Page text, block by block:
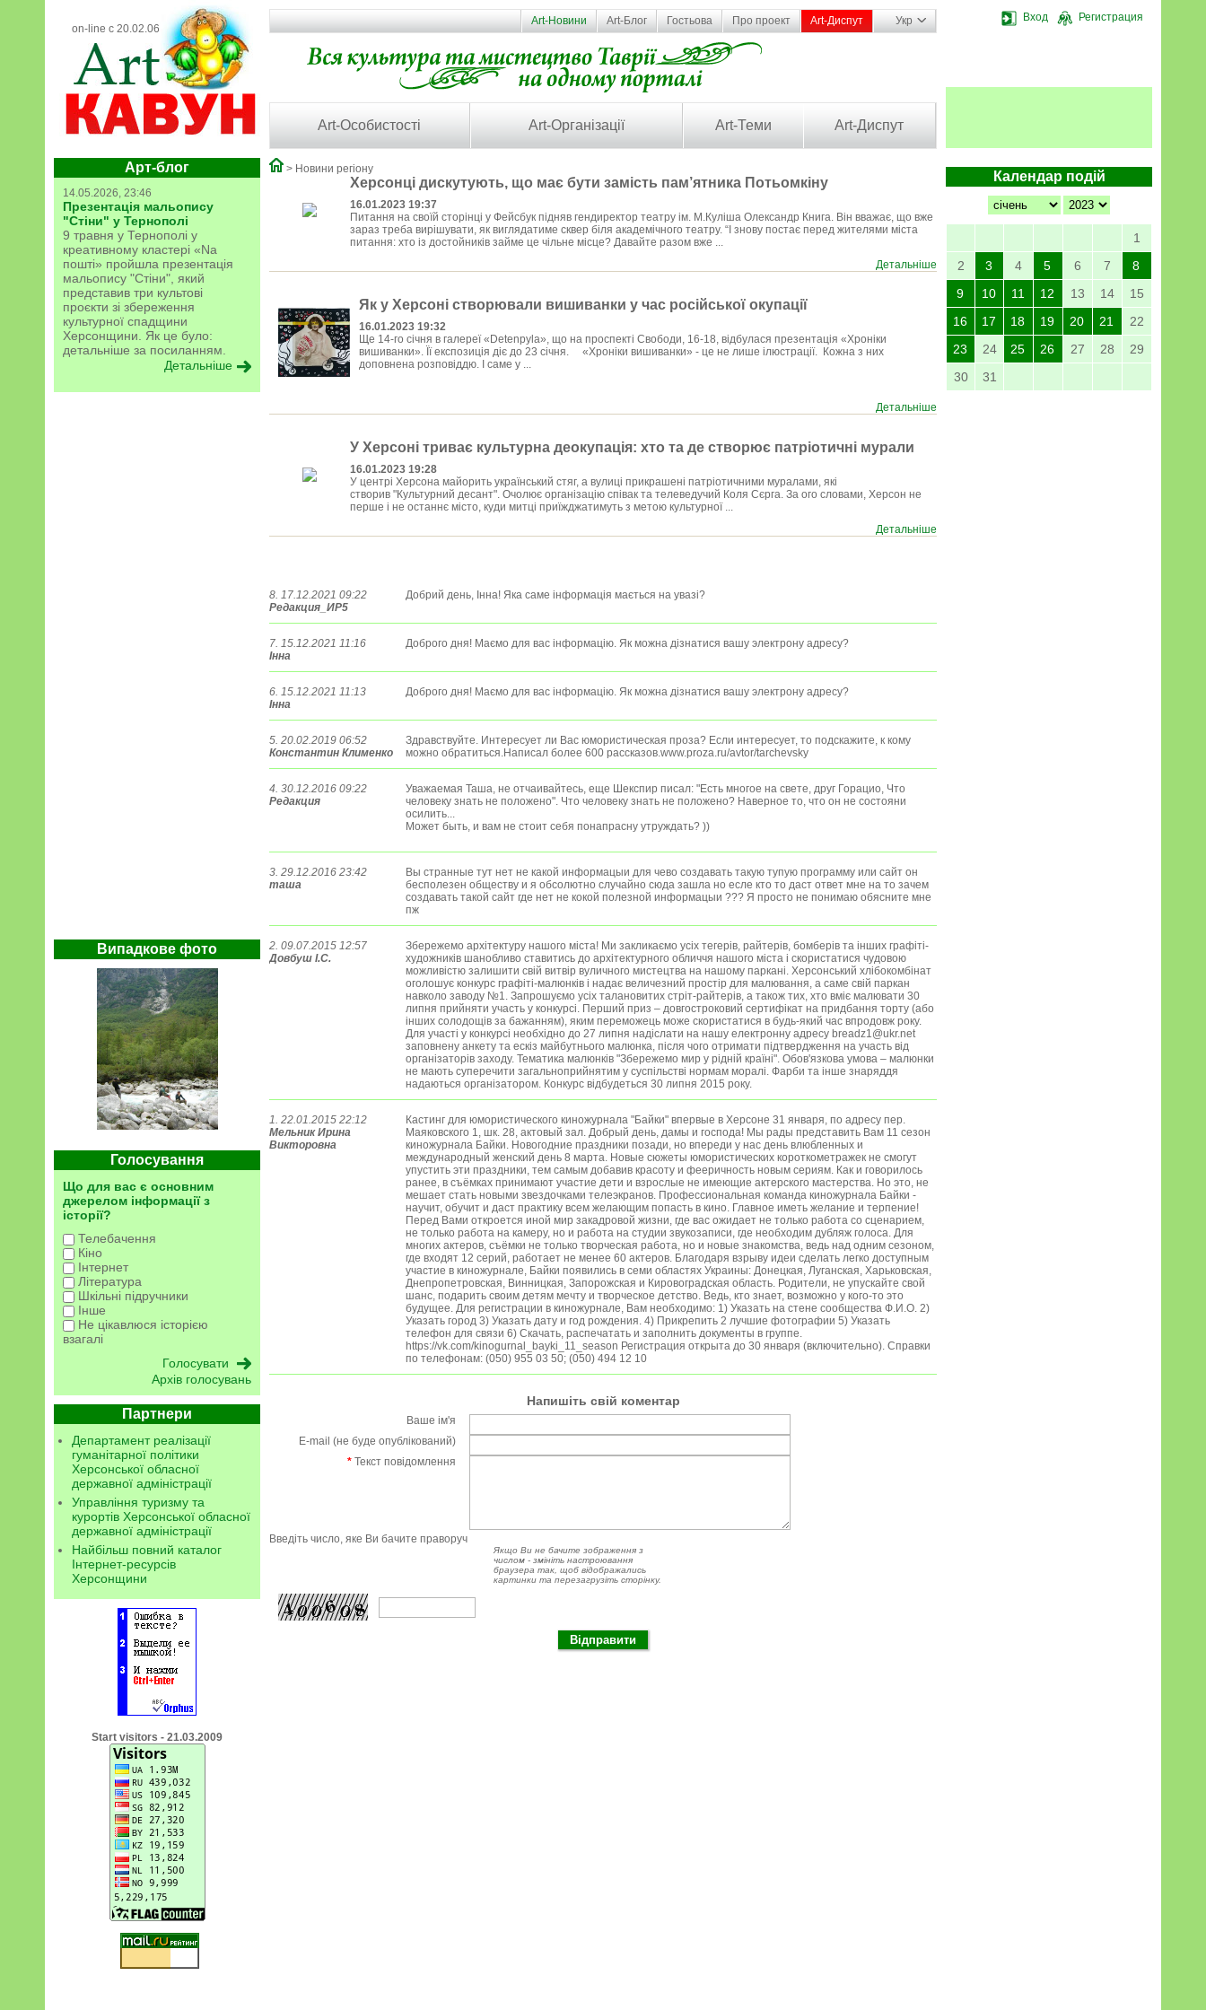
on-line с 20.02.06
Вход Регистрация
Art-Новини Art-Блог Гостьова Про проект Art-Диспут Укр
Art-Особистості Art-Організації Art-Теми Art-Диспут
Арт-блог
14.05.2026, 23:46
Презентація мальопису
"Стіни" у Тернополі
9 травня у Тернополі у
креативному кластері «Na
пошті» пройшла презентація
мальопису "Стіни", який
представив три культові
проєкти зі збереження
культурної спадщини
Херсонщини. Як це було:
детальніше за посиланням.
Детальніше
Випадкове фото
Голосування
Що для вас є основним
джерелом інформації з
історії?
Телебачення
Кіно
Інтернет
Література
Шкільні підручники
Інше
Не цікавлюся історією
взагалі
Архів голосувань
Партнери
Департамент реалізації
гуманітарної політики
Херсонської обласної
державної адміністрації
Управління туризму та
курортів Херсонської обласної
державної адміністрації
Найбільш повний каталог
Інтернет-ресурсів
Херсонщини
Start visitors - 21.03.2009
Календар подій
1
2
3 4 5 6 7
8
9
10 11 12 13 14
15
16
17 18 19 20 21
22
23
24 25 26 27 28
29
30
31
> Новини регіону
Херсонці дискутують, що має бути замість пам’ятника Потьомкіну
16.01.2023 19:37
Питання на своїй сторінці у Фейсбук підняв гендиректор театру ім. М.Куліша Олександр Книга. Він вважає, що вже
зараз треба вирішувати, як виглядатиме сквер біля академічного театру. “І знову постає перед жителями міста
питання: хто із достойників займе це чільне місце? Давайте разом вже ...
Детальніше
Як у Херсоні створювали вишиванки у час російської окупації
16.01.2023 19:32
Ще 14-го січня в галереї «Detenpyla», що на проспекті Свободи, 16-18, відбулася презентація «Хроніки
вишиванки». Її експозиція діє до 23 січня. «Хроніки вишиванки» - це не лише ілюстрації. Кожна з них
доповнена розповіддю. І саме у ...
Детальніше
У Херсоні триває культурна деокупація: хто та де створює патріотичні мурали
16.01.2023 19:28
У центрі Херсона майорить український стяг, а вулиці прикрашені патріотичними муралами, які
створив "Культурний десант". Очолює організацію співак та телеведучий Коля Сєрга. За ого словами, Херсон не
перше і не останнє місто, куди митці приїжджатимуть з метою культурної ...
Детальніше
8. 17.12.2021 09:22
Редакция_ИР5
Добрий день, Інна! Яка саме інформація мається на увазі?
7. 15.12.2021 11:16
Інна
Доброго дня! Маємо для вас інформацію. Як можна дізнатися вашу электрону адресу?
6. 15.12.2021 11:13
Інна
Доброго дня! Маємо для вас інформацію. Як можна дізнатися вашу электрону адресу?
5. 20.02.2019 06:52
Константин Клименко
Здравствуйте. Интересует ли Вас юмористическая проза? Если интересует, то подскажите, к кому
можно обратиться.Написал более 600 рассказов.www.proza.ru/avtor/tarchevsky
4. 30.12.2016 09:22
Редакция
Уважаемая Таша, не отчаивайтесь, еще Шекспир писал: "Есть многое на свете, друг Горацио, Что
человеку знать не положено". Что человеку знать не положено? Наверное то, что он не состояни
осилить...
Может быть, и вам не стоит себя понапрасну утруждать? ))
3. 29.12.2016 23:42
таша
Вы странные тут нет не какой информацыи для чево создавать такую тупую программу или сайт он
бесполезен обществу и я обсолютно случайно сюда зашла но есле кто то даст ответ мне на то зачем
создавать такой сайт где нет не кокой полезной информацыи ??? Я просто не понимаю обясните мне
пж
2. 09.07.2015 12:57
Довбуш І.С.
Збережемо архітектуру нашого міста! Ми закликаємо усіх тегерів, райтерів, бомберів та інших графіті-
художників шанобливо ставитись до архітектурного обличчя нашого міста і скористатися чудовою
можливістю залишити свій витвір вуличного мистецтва на нашому паркані. Херсонський хлібокомбінат
оголошує конкурс графіті-малюнків і надає величезний простір для малювання, а саме свій паркан
навколо заводу №1. Запрошуємо усіх талановитих стріт-райтерів, а також тих, хто вміє малювати 30
липня прийняти участь у конкурсі. Перший приз – довгостроковий сертифікат на придбання торту (або
інших солодощів за бажанням), яким переможець може скористатися в будь-який час впродовж року.
Для участі у конкурсі необхідно до 27 липня надіслати на нашу електронну адресу breadz1@ukr.net
заповнену анкету та ескіз майбутнього малюнка, після чого отримати підтвердження на участь від
організаторів заходу. Тематика малюнків "Збережемо мир у рідній країні". Обов'язкова умова – малюнки
не мають суперечити загальноприйнятим у суспільстві нормам моралі. Фарби та інше знаряддя
надаються організатором. Конкурс відбудеться 30 липня 2015 року.
1. 22.01.2015 22:12
Мельник Ирина
Викторовна
Кастинг для юмористического киножурнала "Байки" впервые в Херсоне 31 января, по адресу пер.
Маяковского 1, шк. 28, актовый зал. Добрый день, дамы и господа! Мы рады представить Вам 11 сезон
киножурнала Байки. Новогодние праздники позади, но впереди у нас день влюбленных и
международный женский день 8 марта. Новые сюжеты юмористических короткометражек не смогут
упустить эти праздники, тем самым добавив красоту и фееричность новым сериям. Как и говорилось
ранее, в съёмках принимают участие дети и взрослые не имеющие актерского мастерства. Но это, не
мешает стать новыми звездочками телеэкранов. Профессиональная команда киножурнала Байки -
научит, обучит и даст практику всем желающим попасть в кино. Главное иметь желание и терпение!
Перед Вами откроется иной мир закадровой жизни, где вас ожидает не только работа со сценарием,
не только работа на камеру, но и работа на студии звукозаписи, где необходим дубляж голоса. Для
многих актеров, съёмки не только творческая работа, но и новые знакомства, ведь над одним сезоном,
где входят 12 серий, работает не менее 60 актеров. Благодаря взрыву идеи сделать легко доступным
участие в киножурнале, Байки появились в семи областях Украины: Донецкая, Луганская, Харьковская,
Днепропетровская, Винницкая, Запорожская и Кировоградская область. Родители, не упускайте свой
шанс, подарить своим детям мечту и творческое детство. Ведь, кто знает, возможно у кого-то это
будущее. Для регистрации в киножурнале, Вам необходимо: 1) Указать на стене сообщества Ф.И.О. 2)
Указать город 3) Указать дату и год рождения. 4) Прикрепить 2 лучшие фотографии 5) Указать
телефон для связи 6) Скачать, распечатать и заполнить документы в группе.
https://vk.com/kinogurnal_bayki_11_season Регистрация открыта до 30 января (включительно). Справки
по телефонам: (050) 955 03 50; (050) 494 12 10
Напишіть свій коментар
Ваше ім'я
E-mail (не буде опублікований)
* Текст повідомлення
Введіть число, яке Ви бачите праворуч
Якщо Ви не бачите зображення з
числом - змініть настроювання
браузера так, щоб відображались
картинки та перезагрузіть сторінку.